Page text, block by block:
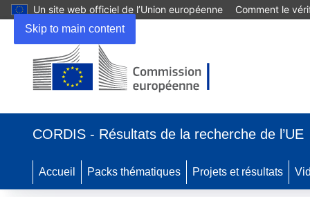
Skip to main content
Un site web officiel de l’Union européenne Comment le
une
fenêtre)
CORDIS - Résultats de la recherche de l’UE
Accueil Packs thématiques Projets et résultats